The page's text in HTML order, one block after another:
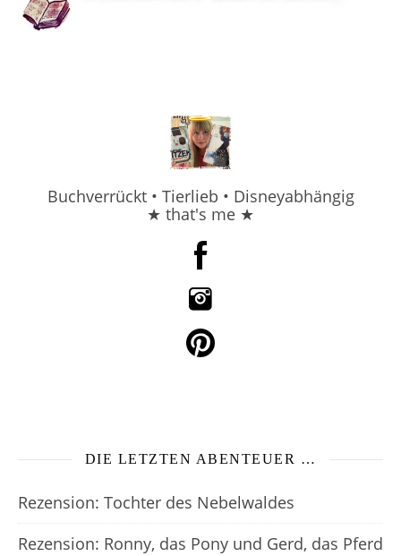
Buchverrückt • Tierlieb • Disneyabhängig
★ that's me ★
DIE LETZTEN ABENTEUER …
Rezension: Tochter des Nebelwaldes
Rezension: Ronny, das Pony und Gerd, das Pferd